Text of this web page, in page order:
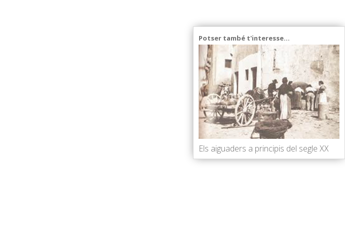
Potser també t'interesse...
Els aiguaders a principis del segle XX